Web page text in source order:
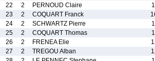
22
2 PERNOUD Claire
23
2 COQUART Franck
24
2 SCHWARTZ Pierre
25
2 COQUART Thomas
26
2 FRENEA Elie
27
2 TREGOU Alban